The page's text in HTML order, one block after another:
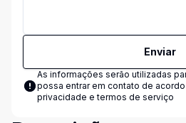
Enviar
As informações serão utilizadas
possa entrar em contato de
privacidade e termos de serviço